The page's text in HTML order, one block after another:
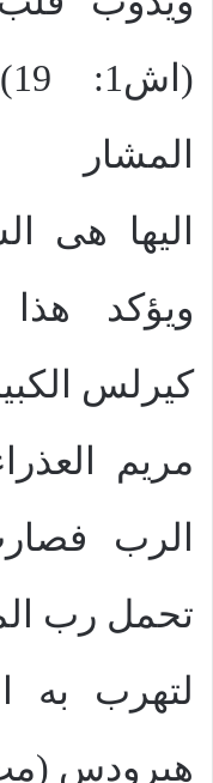
المشار
اليها هى
ويؤكد
كيرلس
مريم
الرب
تحمل رب
لتهرب
هيرودس (مت13: 2-